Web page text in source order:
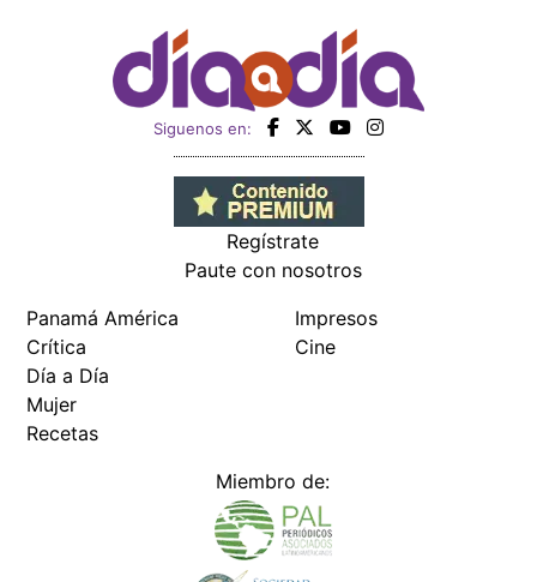
Siguenos en:
Regístrate
Paute con nosotros
Panamá América
Crítica
Día a Día
Mujer
Recetas
Impresos
Cine
Miembro de: